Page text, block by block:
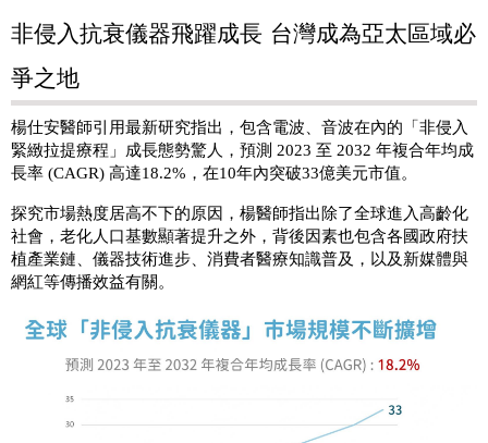
非侵入抗衰儀器飛躍成長 台灣成為亞太區域必
爭之地
楊仕安醫師引用最新研究指出，包含電波、音波在內的「非侵入
緊緻拉提療程」成長態勢驚人，預測 2023至 2032年複合年均成
長率 (CAGR)高達18.2% ，在10年內突破33億美元市值。
探究市場熱度居高不下的原因，楊醫師指出除了全球進入高齡化
社會，老化人口基數顯著提升之外，背後因素也包含各國政府扶
植產業鏈、儀器技術進步、消費者醫療知識普及，以及新媒體與
網紅等傳播效益有關。